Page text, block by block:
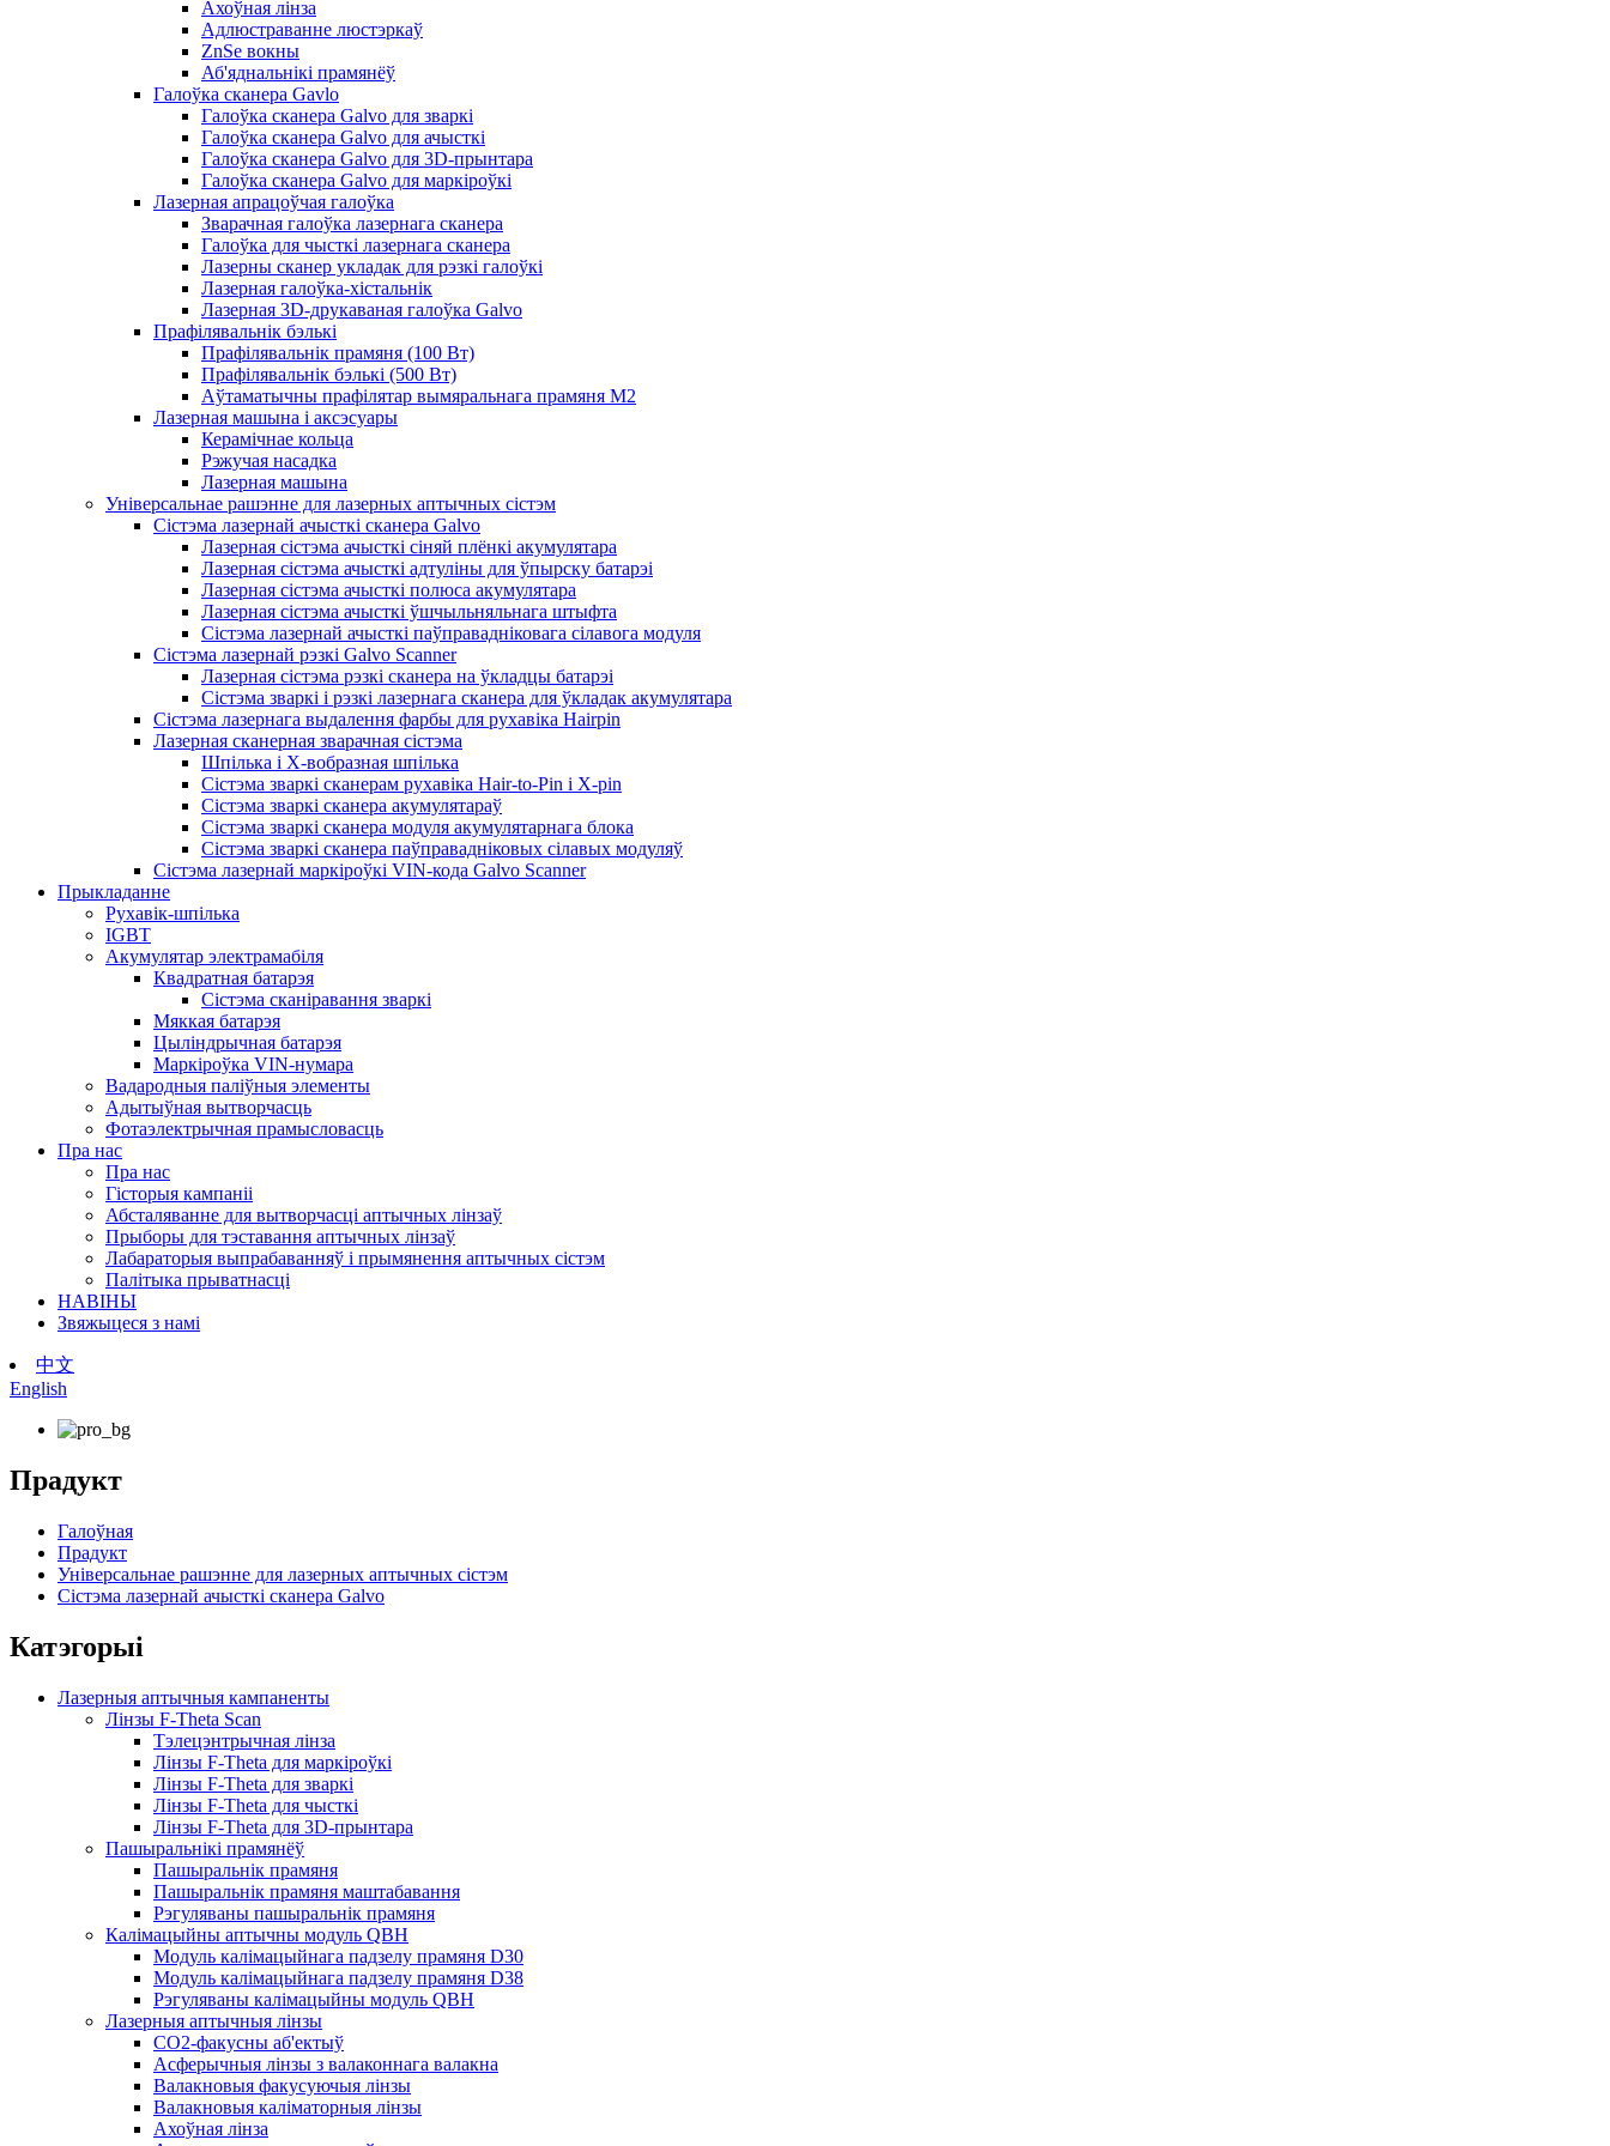
Ахоўная лінза
Адлюстраванне люстэркаў
ZnSe вокны
Аб'яднальнікі прамянёў
Галоўка сканера Gavlo
Галоўка сканера Galvo для зваркі
Галоўка сканера Galvo для ачысткі
Галоўка сканера Galvo для 3D-прынтара
Галоўка сканера Galvo для маркіроўкі
Лазерная апрацоўчая галоўка
Зварачная галоўка лазернага сканера
Галоўка для чысткі лазернага сканера
Лазерны сканер укладак для рэзкі галоўкі
Лазерная галоўка-хістальнік
Лазерная 3D-друкаваная галоўка Galvo
Прафілявальнік бэлькі
Прафілявальнік прамяня (100 Вт)
Прафілявальнік бэлькі (500 Вт)
Аўтаматычны прафілятар вымяральнага прамяня M2
Лазерная машына і аксэсуары
Керамічнае кольца
Рэжучая насадка
Лазерная машына
Універсальнае рашэнне для лазерных аптычных сістэм
Сістэма лазернай ачысткі сканера Galvo
Лазерная сістэма ачысткі сіняй плёнкі акумулятара
Лазерная сістэма ачысткі адтуліны для ўпырску батарэі
Лазерная сістэма ачысткі полюса акумулятара
Лазерная сістэма ачысткі ўшчыльняльнага штыфта
Сістэма лазернай ачысткі паўправадніковага сілавога модуля
Сістэма лазернай рэзкі Galvo Scanner
Лазерная сістэма рэзкі сканера на ўкладцы батарэі
Сістэма зваркі і рэзкі лазернага сканера для ўкладак акумулятара
Сістэма лазернага выдалення фарбы для рухавіка Hairpin
Лазерная сканерная зварачная сістэма
Шпілька і X-вобразная шпілька
Сістэма зваркі сканерам рухавіка Hair-to-Pin і X-pin
Сістэма зваркі сканера акумулятараў
Сістэма зваркі сканера модуля акумулятарнага блока
Сістэма зваркі сканера паўправадніковых сілавых модуляў
Сістэма лазернай маркіроўкі VIN-кода Galvo Scanner
Прыкладанне
Рухавік-шпілька
IGBT
Акумулятар электрамабіля
Квадратная батарэя
Сістэма сканіравання зваркі
Мяккая батарэя
Цыліндрычная батарэя
Маркіроўка VIN-нумара
Вадародныя паліўныя элементы
Адытыўная вытворчасць
Фотаэлектрычная прамысловасць
Пра нас
Пра нас
Гісторыя кампаніі
Абсталяванне для вытворчасці аптычных лінзаў
Прыборы для тэставання аптычных лінзаў
Лабараторыя выпрабаванняў і прымянення аптычных сістэм
Палітыка прыватнасці
НАВІНЫ
Звяжыцеся з намі
中文
English
Прадукт
Галоўная
Прадукт
Універсальнае рашэнне для лазерных аптычных сістэм
Сістэма лазернай ачысткі сканера Galvo
Катэгорыі
Лазерныя аптычныя кампаненты
Лінзы F-Theta Scan
Тэлецэнтрычная лінза
Лінзы F-Theta для маркіроўкі
Лінзы F-Theta для зваркі
Лінзы F-Theta для чысткі
Лінзы F-Theta для 3D-прынтара
Пашыральнікі прамянёў
Пашыральнік прамяня
Пашыральнік прамяня маштабавання
Рэгуляваны пашыральнік прамяня
Калімацыйны аптычны модуль QBH
Модуль калімацыйнага падзелу прамяня D30
Модуль калімацыйнага падзелу прамяня D38
Рэгуляваны калімацыйны модуль QBH
Лазерныя аптычныя лінзы
CO2-факусны аб'ектыў
Асферычныя лінзы з валаконнага валакна
Валакновыя факусуючыя лінзы
Валакновыя каліматорныя лінзы
Ахоўная лінза